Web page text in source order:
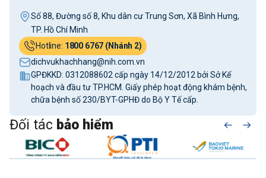
Số 88, Đường số 8, Khu dân cư Trung Sơn, Xã Bình Hưng,
TP. Hồ Chí Minh
Hotline: 1800 6767 (Nhánh 2)
dichvukhachhang@nih.com.vn
GPĐKKD: 0312088602 cấp ngày 14/12/2012 bởi Sở Kế
hoạch và đầu tư TP.HCM. Giấy phép hoạt động khám bệnh,
chữa bệnh số 230/BYT-GPHĐ do Bộ Y Tế cấp.
Đối tác bảo hiểm